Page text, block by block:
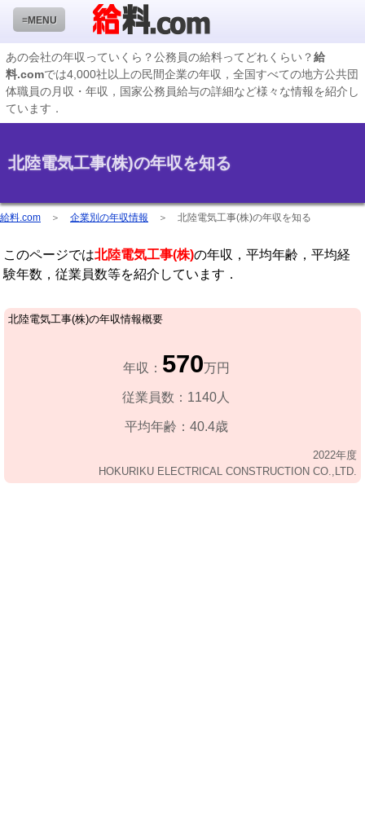
≡MENU
企業検索
年収ランキング
国家公務員編
地方公務員給料検索
収録企業データの状況
あの会社の年収っていくら？公務員の給料ってどれくらい？給
料.comでは4,000社以上の民間企業の年収，全国すべての地方公共団
体職員の月収・年収，国家公務員給与の詳細など様々な情報を紹介し
ています．
北陸電気工事(株)の年収を知る
給料.com ＞ 企業別の年収情報 ＞ 北陸電気工事(株)の年収を知る
このページでは北陸電気工事(株)の年収，平均年齢，平均経
験年数，従業員数等を紹介しています．
北陸電気工事(株)の年収情報概要
年収： 570万円
従業員数：1140人
平均年齢：40.4歳
2022年度
HOKURIKU ELECTRICAL CONSTRUCTION CO.,LTD.